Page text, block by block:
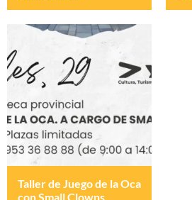
Taller de Juego de la Oca
con Small Clowns